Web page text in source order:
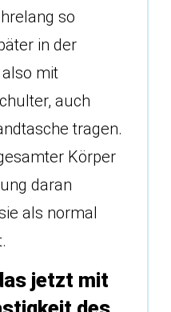
so
in der
mit
auch
tragen.
Körper
daran
als normal
jetzt mit